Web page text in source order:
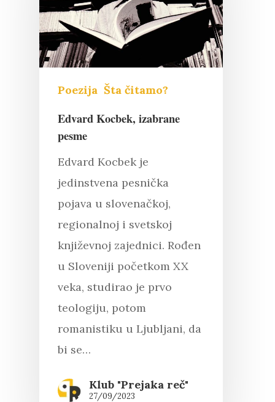
Poezija Šta čitamo?
Edvard Kocbek, izabrane
pesme
Edvard Kocbek je
jedinstvena pesnička
pojava u slovenačkoj,
regionalnoj i svetskoj
književnoj zajednici. Rođen
u Sloveniji početkom XX
veka, studirao je prvo
teologiju, potom
romanistiku u Ljubljani, da
bi se…
Klub "Prejaka reč"
27/09/2023